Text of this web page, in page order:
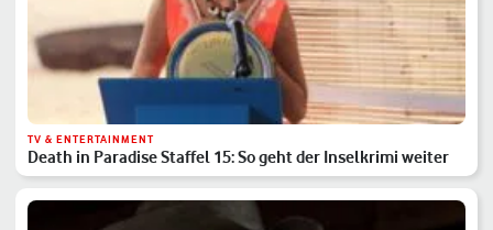
TV & ENTERTAINMENT
Death in Paradise Staffel 15: So geht der Inselkrimi weiter